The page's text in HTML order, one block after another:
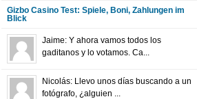
Gizbo Casino Test: Spiele, Boni, Zahlungen im
Blick
Jaime: Y ahora vamos todos los
gaditanos y lo votamos. Ca...
Nicolás: Llevo unos días buscando a un
fotógrafo, ¿alguien ...